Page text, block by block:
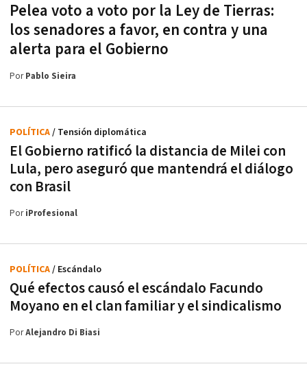
Pelea voto a voto por la Ley de Tierras:
los senadores a favor, en contra y una
alerta para el Gobierno
PorPablo Sieira
El Gobierno ratificó la distancia de Milei con
Lula, pero aseguró que mantendrá el diálogo
con Brasil
POLÍTICA/ Tensión diplomática
PoriProfesional
Qué efectos causó el escándalo Facundo
Moyano en el clan familiar y el sindicalismo
POLÍTICA/ Escándalo
PorAlejandro Di Biasi